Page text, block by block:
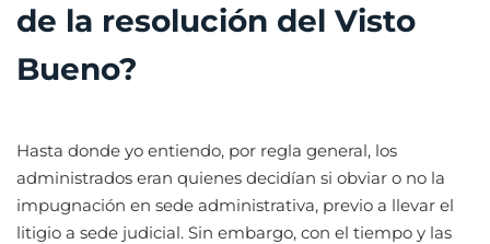
de la resolución del Visto
Bueno?
Hasta donde yo entiendo, por regla general, los
administrados eran quienes decidían si obviar o no la
impugnación en sede administrativa, previo a llevar el
litigio a sede judicial. Sin embargo, con el tiempo y las